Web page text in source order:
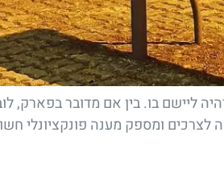
ליישם בו. בין אם מדובר בפארק,
ומספק מענה פונקציונלי